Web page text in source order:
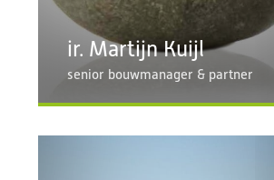
ir. Martijn Kuijl
senior bouwmanager & partner